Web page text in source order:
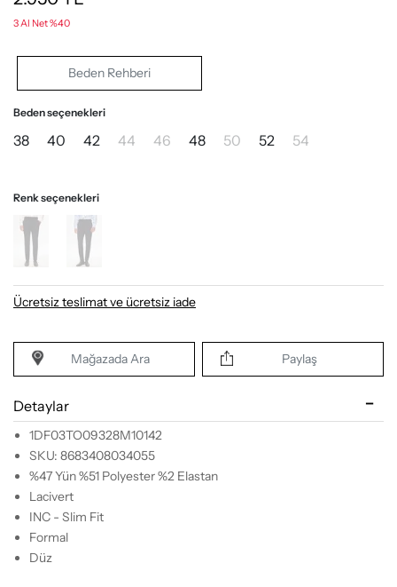
3 Al Net %40
Beden Rehberi
Beden seçenekleri
38 40 42 44 46 48 50 52 54
Renk seçenekleri
Ücretsiz teslimat ve ücretsiz iade
Mağazada Ara Paylaş
Detaylar
1DF03TO09328M10142
SKU: 8683408034055
%47 Yün %51 Polyester %2 Elastan
Lacivert
INC - Slim Fit
Formal
Düz